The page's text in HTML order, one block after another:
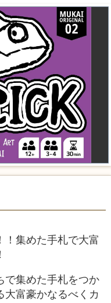
！集めた手札で大富
で集めた手札をつか
大富豪かなるべくカ